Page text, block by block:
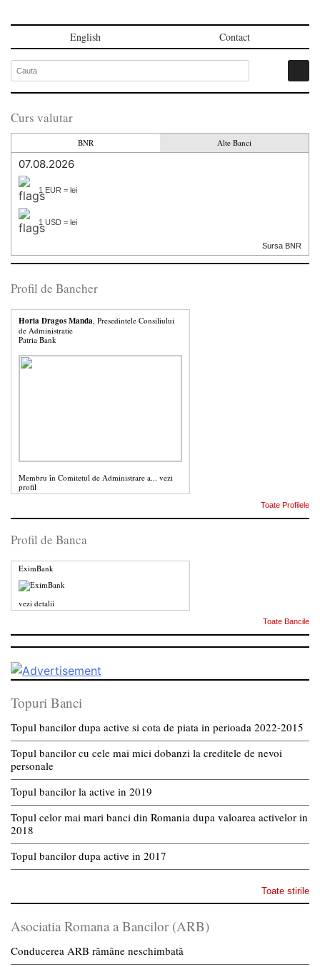
English Contact
Curs valutar
BNR Alte Banci
07.08.2026
1 EUR = lei
1 USD = lei
Sursa BNR
Profil de Bancher
Horia Dragos Manda , Presedintele Consiliului
de Administratie
Patria Bank
Membru în Comitetul de Administrare a... vezi
profil
Toate Profilele
Profil de Banca
EximBank
vezi detalii
Toate Bancile
Topuri Banci
Topul bancilor dupa active si cota de piata in perioada 2022-2015
Topul bancilor cu cele mai mici dobanzi la creditele de nevoi
personale
Topul bancilor la active in 2019
Topul celor mai mari banci din Romania dupa valoarea activelor in
2018
Topul bancilor dupa active in 2017
Toate stirile
Asociatia Romana a Bancilor (ARB)
Conducerea ARB rămâne neschimbată